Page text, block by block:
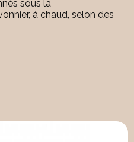
sous la
à chaud, selon des